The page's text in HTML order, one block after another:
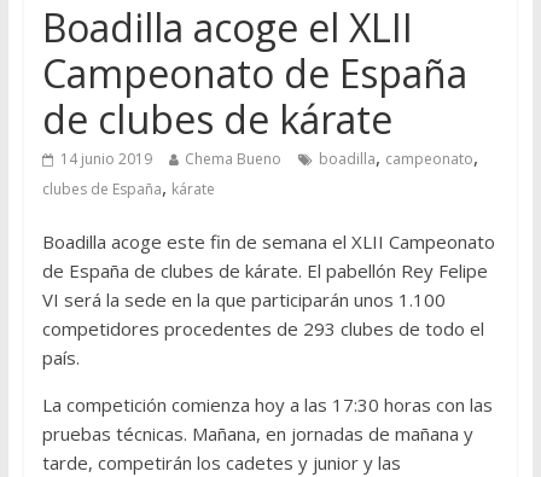
Boadilla acoge el XLII
Campeonato de España
de clubes de kárate
14 junio 2019 Chema Bueno boadilla, campeonato,
clubes de España, kárate
Boadilla acoge este fin de semana el XLII Campeonato
de España de clubes de kárate. El pabellón Rey Felipe
VI será la sede en la que participarán unos 1.100
competidores procedentes de 293 clubes de todo el
país.
La competición comienza hoy a las 17:30 horas con las
pruebas técnicas. Mañana, en jornadas de mañana y
tarde, competirán los cadetes y junior y las